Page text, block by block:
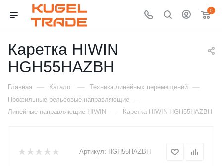
0
Каретка HIWIN
HGH55HAZBH
Главная — Каталог — Техника линейных перемещений —
Профильные рельсовые направляющие —
Линейные направляющие HIWIN — Каретка HIWIN HGH55HAZBH
Артикул: HGH55HAZBH